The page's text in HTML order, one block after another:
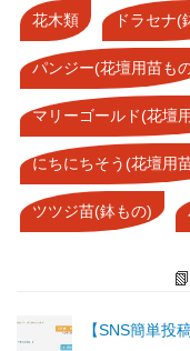
花木類 ドラセナ(
パンジー(花壇用苗も
マリーゴールド(花壇
にちにちそう(花壇用
ツツジ苗(鉢もの)
【SNS簡単投